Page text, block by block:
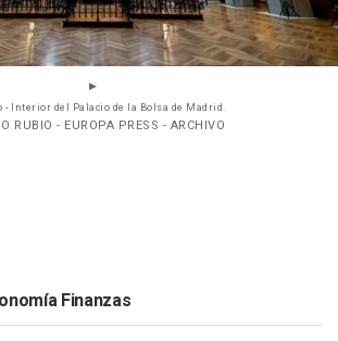
- Interior del Palacio de la Bolsa de Madrid.
RUBIO - EUROPA PRESS - ARCHIVO
Finanzas